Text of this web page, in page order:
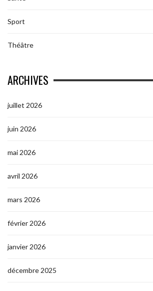
Sport
Théâtre
ARCHIVES
juillet 2026
juin 2026
mai 2026
avril 2026
mars 2026
février 2026
janvier 2026
décembre 2025